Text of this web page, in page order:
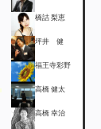
橋詰 梨恵
坪井 健
福王寺彩野
高橋 健太
高橋 幸治